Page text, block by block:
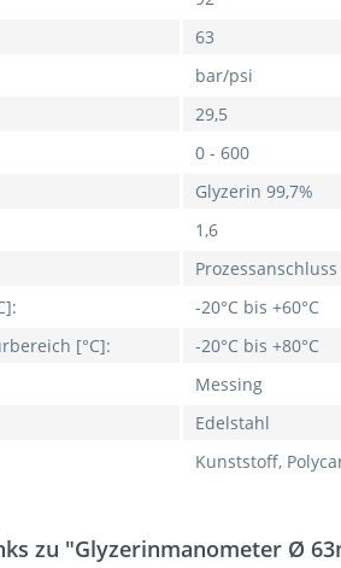
63
bar/psi
29,5
0 - 600
Glyzerin 99,7%
1,6
-20°C bis +60°C
[°C]:
-20°C bis +80°C
Messing
Edelstahl
Kunststoff,
zu "Glyzerinmanometer Ø